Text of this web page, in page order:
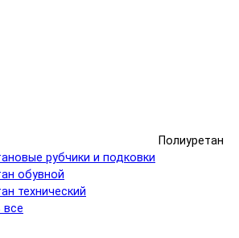
Полиуретан
рубчики и подковки
обувной
технический
все